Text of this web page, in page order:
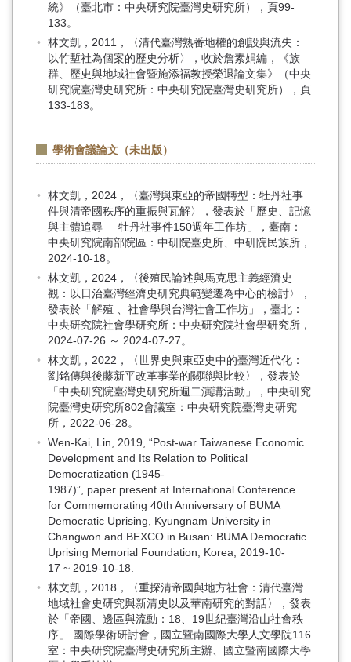
統》（臺北市：中央研究院臺灣史研究所），頁99-
133。
林文凱，2011，〈清代臺灣熟番地權的創設與流失：
以竹塹社為個案的歷史分析〉，收於詹素娟編，《族
群、歷史與地域社會暨施添福教授榮退論文集》（中央
研究院臺灣史研究所：中央研究院臺灣史研究所），頁
133-183。
學術會議論文（未出版）
林文凱，2024，〈臺灣與東亞的帝國轉型：牡丹社事
件與清帝國秩序的重振與瓦解〉，發表於「歷史、記憶
與主體追尋──牡丹社事件150週年工作坊」，臺南：
中央研究院南部院區：中研院臺史所、中研院民族所，
2024-10-18。
林文凱，2024，〈後殖民論述與馬克思主義經濟史
觀：以日治臺灣經濟史研究典範變遷為中心的檢討〉，
發表於「解殖 、社會學與台灣社會工作坊」，臺北：
中央研究院社會學研究所：中央研究院社會學研究所，
2024-07-26 ～ 2024-07-27。
林文凱，2022，〈世界史與東亞史中的臺灣近代化：
劉銘傳與後藤新平改革事業的關聯與比較〉，發表於
「中央研究院臺灣史研究所週二演講活動」，中央研究
院臺灣史研究所802會議室：中央研究院臺灣史研究
所，2022-06-28。
Wen-Kai, Lin, 2019, “Post-war Taiwanese Economic
Development and Its Relation to Political
Democratization (1945-
1987)”, paper present at International Conference
for Commemorating 40th Anniversary of BUMA
Democratic Uprising, Kyungnam University in
Changwon and BEXCO in Busan: BUMA Democratic
Uprising Memorial Foundation, Korea, 2019-10-
17 ~ 2019-10-18.
林文凱，2018，〈重探清帝國與地方社會：清代臺灣
地域社會史研究與新清史以及華南研究的對話〉，發表
於「帝國、邊區與流動：18、19世紀臺灣沿山社會秩
序」 國際學術研討會，國立暨南國際大學人文學院116
室：中央研究院臺灣史研究所主辦、國立暨南國際大學